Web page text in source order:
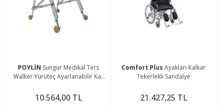
POYLİN Sungur Medikal Ters
Walker Yürüteç Ayarlanabilir Kas
Yürüme Desteği
10.564,00 TL
Comfort Plus Ayakları Kalkar
Tekerlekli Sandalye
21.427,25 TL